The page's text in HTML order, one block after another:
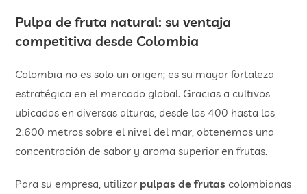
Pulpa de fruta natural: su ventaja
competitiva desde Colombia
Colombia no es solo un origen; es su mayor fortaleza
estratégica en el mercado global. Gracias a cultivos
ubicados en diversas alturas, desde los 400 hasta los
2.600 metros sobre el nivel del mar, obtenemos una
concentración de sabor y aroma superior en frutas.
Para su empresa, utilizar pulpas de frutas colombianas